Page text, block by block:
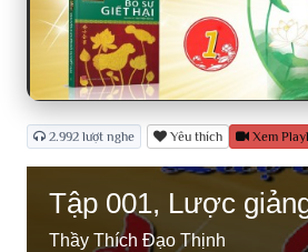
2.992 lượt nghe Yêu thích Xem
Tập 001, Lược
Thầy Thích Đạo Thịnh
0%